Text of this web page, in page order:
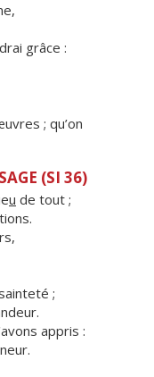
grâce :
; qu’on
(SI 36)
u de tout ;
;
appris :